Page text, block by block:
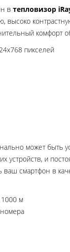
в тепловизор
комфорт
пикселей
может быть
устройств, и
ваш смартфон в
м